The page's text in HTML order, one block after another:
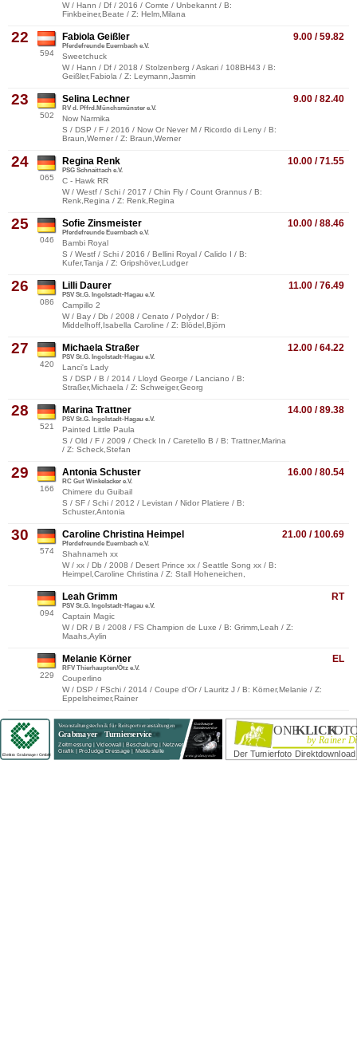
W / Hann / Df / 2016 / Comte / Unbekannt / B:
Finkbeiner,Beate / Z: Helm,Milana
22
594
9.00 / 59.82
Fabiola Geißler
Pferdefreunde Euernbach e.V.
Sweetchuck
W / Hann / Df / 2018 / Stolzenberg / Askari / 108BH43 / B:
Geißler,Fabiola / Z: Leymann,Jasmin
23
502
9.00 / 82.40
Selina Lechner
RV d. Pffrd.Münchsmünster e.V.
Now Narmika
S / DSP / F / 2016 / Now Or Never M / Ricordo di Leny / B:
Braun,Werner / Z: Braun,Werner
24
065
10.00 / 71.55
Regina Renk
PSG Schnaittach e.V.
C - Hawk RR
W / Westf / Schi / 2017 / Chin Fly / Count Grannus / B:
Renk,Regina / Z: Renk,Regina
25
046
10.00 / 88.46
Sofie Zinsmeister
Pferdefreunde Euernbach e.V.
Bambi Royal
S / Westf / Schi / 2016 / Bellini Royal / Calido I / B:
Kufer,Tanja / Z: Gripshöver,Ludger
26
086
11.00 / 76.49
Lilli Daurer
PSV St.G. Ingolstadt-Hagau e.V.
Campillo 2
W / Bay / Db / 2008 / Cenato / Polydor / B:
Middelhoff,Isabella Caroline / Z: Blödel,Björn
27
420
12.00 / 64.22
Michaela Straßer
PSV St.G. Ingolstadt-Hagau e.V.
Lanci's Lady
S / DSP / B / 2014 / Lloyd George / Lanciano / B:
Straßer,Michaela / Z: Schweiger,Georg
28
521
14.00 / 89.38
Marina Trattner
PSV St.G. Ingolstadt-Hagau e.V.
Painted Little Paula
S / Old / F / 2009 / Check In / Caretello B / B: Trattner,Marina
/ Z: Scheck,Stefan
29
166
16.00 / 80.54
Antonia Schuster
RC Gut Winkelacker e.V.
Chimere du Guibail
S / SF / Schi / 2012 / Levistan / Nidor Platiere / B:
Schuster,Antonia
30
574
21.00 / 100.69
Caroline Christina Heimpel
Pferdefreunde Euernbach e.V.
Shahnameh xx
W / xx / Db / 2008 / Desert Prince xx / Seattle Song xx / B:
Heimpel,Caroline Christina / Z: Stall Hoheneichen,
094
RT
Leah Grimm
PSV St.G. Ingolstadt-Hagau e.V.
Captain Magic
W / DR / B / 2008 / FS Champion de Luxe / B: Grimm,Leah / Z:
Maahs,Aylin
229
EL
Melanie Körner
RFV Thierhaupten/Ötz e.V.
Couperlino
W / DSP / FSchi / 2014 / Coupe d'Or / Lauritz J / B: Körner,Melanie / Z:
Eppelsheimer,Rainer